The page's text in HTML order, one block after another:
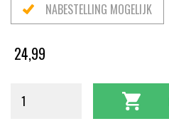
NABESTELLING MOGELIJK
24,99